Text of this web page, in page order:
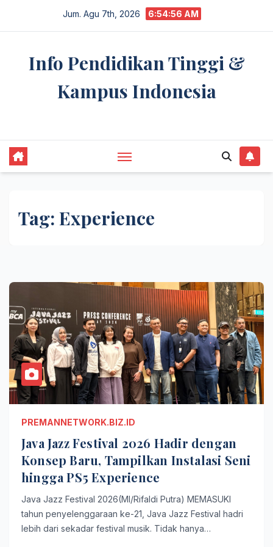
Jum. Agu 7th, 2026 6:54:56 AM
Info Pendidikan Tinggi &
Kampus Indonesia
Tag: Experience
PREMANNETWORK.BIZ.ID
Java Jazz Festival 2026 Hadir dengan
Konsep Baru, Tampilkan Instalasi Seni
hingga PS5 Experience
Java Jazz Festival 2026(MI/Rifaldi Putra) MEMASUKI
tahun penyelenggaraan ke-21, Java Jazz Festival hadri
lebih dari sekadar festival musik. Tidak hanya…